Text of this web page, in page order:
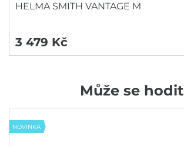
HELMA SMITH VANTAGE M
3 479 Kč
Může se hodit
NOVINKA